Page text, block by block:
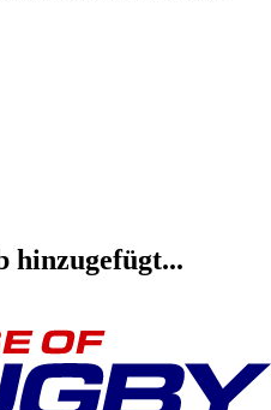
hinzugefügt...